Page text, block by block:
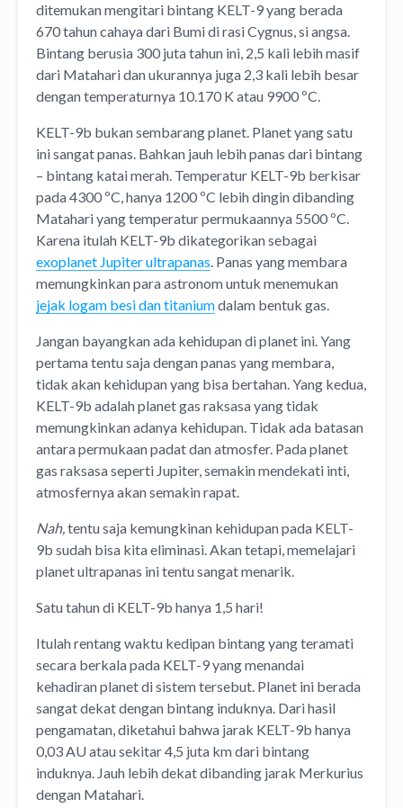
ditemukan mengitari bintang KELT-9 yang berada
670 tahun cahaya dari Bumi di rasi Cygnus, si angsa.
Bintang berusia 300 juta tahun ini, 2,5 kali lebih masif
dari Matahari dan ukurannya juga 2,3 kali lebih besar
dengan temperaturnya 10.170 K atau 9900 ºC.
KELT-9b bukan sembarang planet. Planet yang satu
ini sangat panas. Bahkan jauh lebih panas dari bintang
– bintang katai merah. Temperatur KELT-9b berkisar
pada 4300 ºC, hanya 1200 ºC lebih dingin dibanding
Matahari yang temperatur permukaannya 5500 ºC.
Karena itulah KELT-9b dikategorikan sebagai
exoplanet Jupiter ultrapanas. Panas yang membara
memungkinkan para astronom untuk menemukan
jejak logam besi dan titaniumdalam bentuk gas.
Jangan bayangkan ada kehidupan di planet ini. Yang
pertama tentu saja dengan panas yang membara,
tidak akan kehidupan yang bisa bertahan. Yang kedua,
KELT-9b adalah planet gas raksasa yang tidak
memungkinkan adanya kehidupan. Tidak ada batasan
antara permukaan padat dan atmosfer. Pada planet
gas raksasa seperti Jupiter, semakin mendekati inti,
atmosfernya akan semakin rapat.
Nah,tentu saja kemungkinan kehidupan pada KELT-
9b sudah bisa kita eliminasi. Akan tetapi, memelajari
planet ultrapanas ini tentu sangat menarik.
Satu tahun di KELT-9b hanya 1,5 hari!
Itulah rentang waktu kedipan bintang yang teramati
secara berkala pada KELT-9 yang menandai
kehadiran planet di sistem tersebut. Planet ini berada
sangat dekat dengan bintang induknya. Dari hasil
pengamatan, diketahui bahwa jarak KELT-9b hanya
0,03 AU atau sekitar 4,5 juta km dari bintang
induknya. Jauh lebih dekat dibanding jarak Merkurius
dengan Matahari.